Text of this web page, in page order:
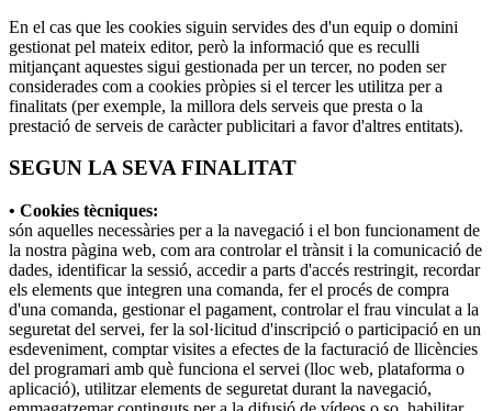
En el cas que les cookies siguin servides des d'un equip o domini
gestionat pel mateix editor, però la informació que es reculli
mitjançant aquestes sigui gestionada per un tercer, no poden ser
considerades com a cookies pròpies si el tercer les utilitza per a
finalitats (per exemple, la millora dels serveis que presta o la
prestació de serveis de caràcter publicitari a favor d'altres entitats).
SEGUN LA SEVA FINALITAT
• Cookies tècniques:
són aquelles necessàries per a la navegació i el bon funcionament de
la nostra pàgina web, com ara controlar el trànsit i la comunicació de
dades, identificar la sessió, accedir a parts d'accés restringit, recordar
els elements que integren una comanda, fer el procés de compra
d'una comanda, gestionar el pagament, controlar el frau vinculat a la
seguretat del servei, fer la sol·licitud d'inscripció o participació en un
esdeveniment, comptar visites a efectes de la facturació de llicències
del programari amb què funciona el servei (lloc web, plataforma o
aplicació), utilitzar elements de seguretat durant la navegació,